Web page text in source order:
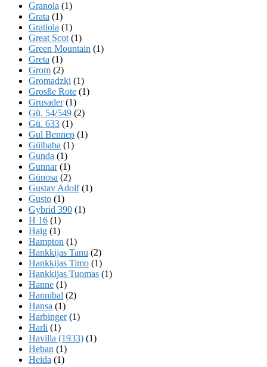
Granola (1)
Grata (1)
Gratiola (1)
Great Scot (1)
Green Mountain (1)
Greta (1)
Grom (2)
Gromadzki (1)
Grosße Rote (1)
Grusader(1)
Gü. 54/549 (2)
Gü. 633 (1)
Gul Bennep (1)
Gülbaba (1)
Gunda (1)
Gunnar(1)
Günosa (2)
Gustav Adolf(1)
Gusto (1)
Gybrid 390 (1)
H 16 (1)
Haig (1)
Hampton (1)
Hankkijas Tanu (2)
Hankkijas Timo (1)
Hankkijas Tuomas (1)
Hanne (1)
Hannibal (2)
Hansa (1)
Harbinger(1)
Harli (1)
Havilla (1933) (1)
Heban (1)
Heida (1)